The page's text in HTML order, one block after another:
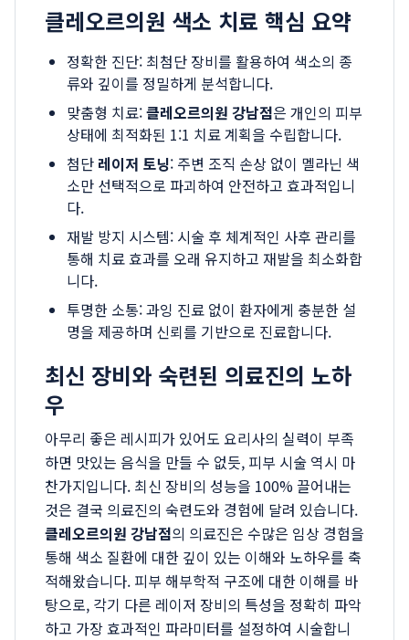
클레오르의원 색소 치료 핵심 요약
정확한 진단: 최첨단 장비를 활용하여 색소의 종
류와 깊이를 정밀하게 분석합니다.
맞춤형 치료:클레오르의원 강남점은 개인의 피부
상태에 최적화된 1:1 치료 계획을 수립합니다.
첨단 레이저 토닝: 주변 조직 손상 없이 멜라닌 색
소만 선택적으로 파괴하여 안전하고 효과적입니
다.
재발 방지 시스템: 시술 후 체계적인 사후 관리를
통해 치료 효과를 오래 유지하고 재발을 최소화합
니다.
투명한 소통: 과잉 진료 없이 환자에게 충분한 설
명을 제공하며 신뢰를 기반으로 진료합니다.
최신 장비와 숙련된 의료진의 노하
우
아무리 좋은 레시피가 있어도 요리사의 실력이 부족
하면 맛있는 음식을 만들 수 없듯, 피부 시술 역시 마
찬가지입니다. 최신 장비의 성능을 100% 끌어내는
것은 결국 의료진의 숙련도와 경험에 달려 있습니다.
클레오르의원 강남점의 의료진은 수많은 임상 경험을
통해 색소 질환에 대한 깊이 있는 이해와 노하우를 축
적해왔습니다. 피부 해부학적 구조에 대한 이해를 바
탕으로, 각기 다른 레이저 장비의 특성을 정확히 파악
하고 가장 효과적인 파라미터를 설정하여 시술합니